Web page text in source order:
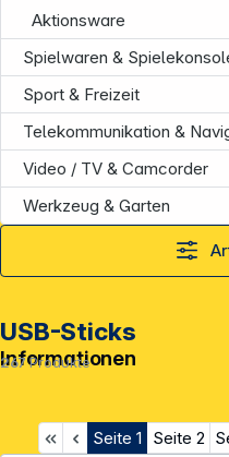
Aktionsware
Spielwaren &
Sport & Freizeit
Telekommunikation &
Video / TV & Camcorder
Werkzeug & Garten
USB-Sticks
267Produkte
Seite 1 Seite 2
Informationen